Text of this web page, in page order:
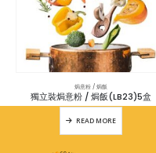
焗意粉 / 焗飯
獨立裝焗意粉 / 焗飯(LB23)5盒
READ MORE